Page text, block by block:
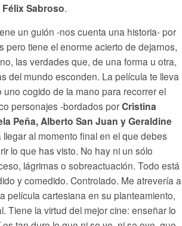
Sabroso.
un guión -nos cuenta una historia- por
pero tiene el enorme acierto de dejarnos,
las verdades que, de una forma u otra,
del mundo esconden. La película te lleva
uno cogido de la mano para recorrer el
personajes -bordados porCristina
Peña, Alberto San Juan y Geraldine
llegar al momento final en el que debes
lo que has visto. No hay ni un sólo
lágrimas o sobreactuación. Todo está
y comedido. Controlado. Me atrevería a
película cartesiana en su planteamiento,
Tiene la virtud del mejor cine: enseñar lo